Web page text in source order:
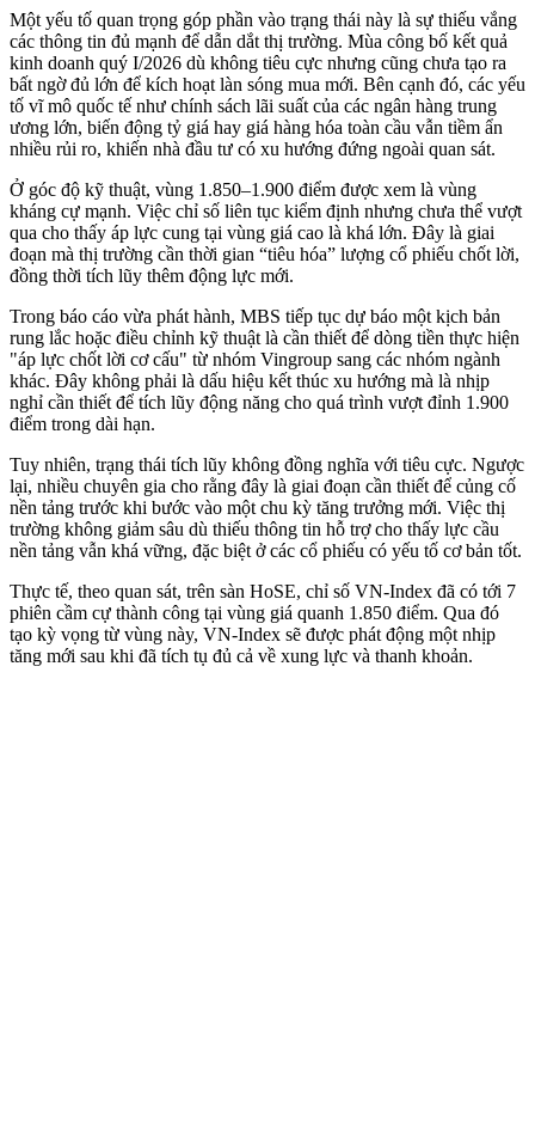
Một yếu tố quan trọng góp phần vào trạng thái này là sự thiếu vắng
các thông tin đủ mạnh để dẫn dắt thị trường. Mùa công bố kết quả
kinh doanh quý I/2026 dù không tiêu cực nhưng cũng chưa tạo ra
bất ngờ đủ lớn để kích hoạt làn sóng mua mới. Bên cạnh đó, các yếu
tố vĩ mô quốc tế như chính sách lãi suất của các ngân hàng trung
ương lớn, biến động tỷ giá hay giá hàng hóa toàn cầu vẫn tiềm ẩn
nhiều rủi ro, khiến nhà đầu tư có xu hướng đứng ngoài quan sát.
Ở góc độ kỹ thuật, vùng 1.850–1.900 điểm được xem là vùng
kháng cự mạnh. Việc chỉ số liên tục kiểm định nhưng chưa thể vượt
qua cho thấy áp lực cung tại vùng giá cao là khá lớn. Đây là giai
đoạn mà thị trường cần thời gian “tiêu hóa” lượng cổ phiếu chốt lời,
đồng thời tích lũy thêm động lực mới.
Trong báo cáo vừa phát hành, MBS tiếp tục dự báo một kịch bản
rung lắc hoặc điều chỉnh kỹ thuật là cần thiết để dòng tiền thực hiện
"áp lực chốt lời cơ cấu" từ nhóm Vingroup sang các nhóm ngành
khác. Đây không phải là dấu hiệu kết thúc xu hướng mà là nhịp
nghỉ cần thiết để tích lũy động năng cho quá trình vượt đỉnh 1.900
điểm trong dài hạn.
Tuy nhiên, trạng thái tích lũy không đồng nghĩa với tiêu cực. Ngược
lại, nhiều chuyên gia cho rằng đây là giai đoạn cần thiết để củng cố
nền tảng trước khi bước vào một chu kỳ tăng trưởng mới. Việc thị
trường không giảm sâu dù thiếu thông tin hỗ trợ cho thấy lực cầu
nền tảng vẫn khá vững, đặc biệt ở các cổ phiếu có yếu tố cơ bản tốt.
Thực tế, theo quan sát, trên sàn HoSE, chỉ số VN-Index đã có tới 7
phiên cầm cự thành công tại vùng giá quanh 1.850 điểm. Qua đó
tạo kỳ vọng từ vùng này, VN-Index sẽ được phát động một nhịp
tăng mới sau khi đã tích tụ đủ cả về xung lực và thanh khoản.